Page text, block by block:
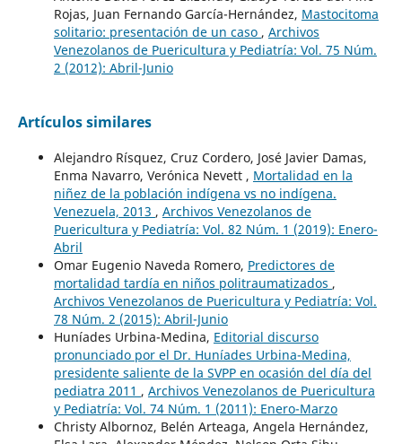
Rojas, Juan Fernando García-Hernández, Mastocitoma
solitario: presentación de un caso , Archivos
Venezolanos de Puericultura y Pediatría: Vol. 75 Núm.
2 (2012): Abril-Junio
Artículos similares
Alejandro Rísquez, Cruz Cordero, José Javier Damas,
Enma Navarro, Verónica Nevett , Mortalidad en la
niñez de la población indígena vs no indígena.
Venezuela, 2013 , Archivos Venezolanos de
Puericultura y Pediatría: Vol. 82 Núm. 1 (2019): Enero-
Abril
Omar Eugenio Naveda Romero, Predictores de
mortalidad tardía en niños politraumatizados ,
Archivos Venezolanos de Puericultura y Pediatría: Vol.
78 Núm. 2 (2015): Abril-Junio
Huníades Urbina-Medina, Editorial discurso
pronunciado por el Dr. Huníades Urbina-Medina,
presidente saliente de la SVPP en ocasión del día del
pediatra 2011 , Archivos Venezolanos de Puericultura
y Pediatría: Vol. 74 Núm. 1 (2011): Enero-Marzo
Christy Albornoz, Belén Arteaga, Angela Hernández,